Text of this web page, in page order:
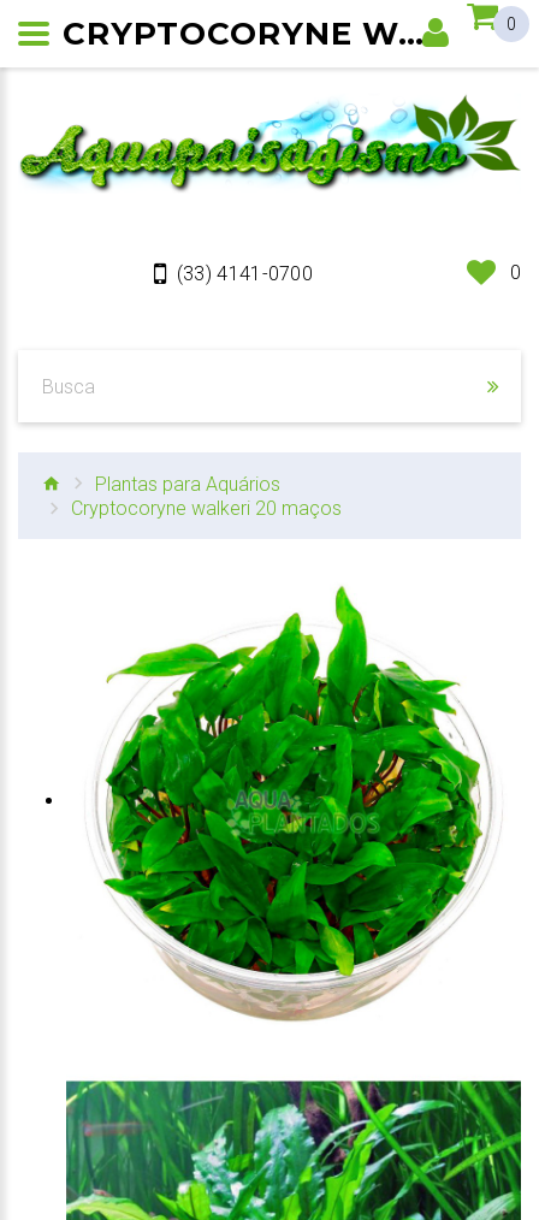
(33) 4141-0700 0
0
Plantas para Aquários
Cryptocoryne walkeri 20 maços
CRYPTOCORYNE WALKERI